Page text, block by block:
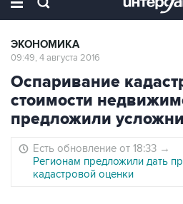
ЭКОНОМИКА
09:49, 4 августа 2016
Оспаривание
стоимости
предложили
Есть обновление от 18:33 →
Регионам предложили дать
кадастровой оценки